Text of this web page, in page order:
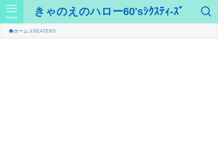
きゃのえのハロー60'sｼｸｽﾃｨ-ｽﾞ
menu
ホーム BEATERS